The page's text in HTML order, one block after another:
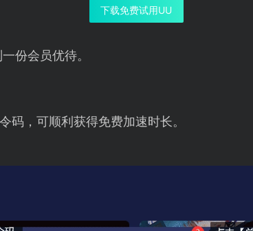
下载免费试用UU
份会员优待。
码，可顺利获得免费加速时长。